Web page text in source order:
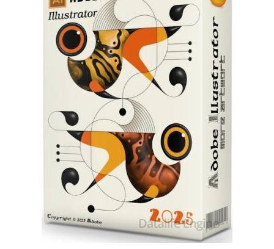
Софт
SamDel
редактор,
векторной,